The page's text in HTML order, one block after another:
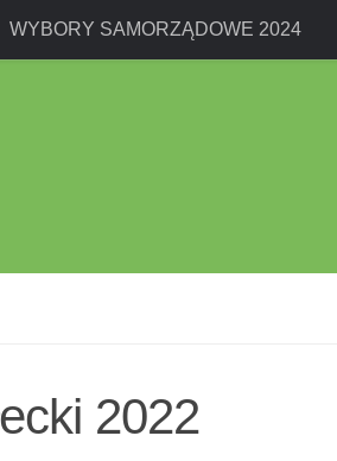
WYBORY SAMORZĄDOWE 2024
2022